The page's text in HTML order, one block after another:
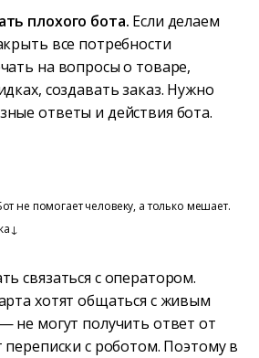
плохого бота. Если делаем
все потребности
на вопросы о товаре,
создавать заказ. Нужно
ответы и действия бота.
не помогает человеку, а только мешает.
связаться с оператором.
хотят общаться с живым
не могут получить ответ от
переписки с роботом. Поэтому в